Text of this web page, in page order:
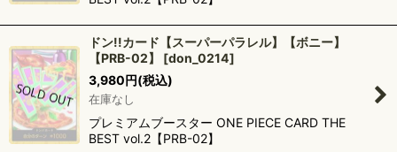
ドン!!カード【スーパーパラレル】【ボニー】
【PRB-02】
[don_0214]
3,980円(税込)
在庫なし
プレミアムブースター ONE PIECE CARD THE
BEST vol.2【PRB-02】